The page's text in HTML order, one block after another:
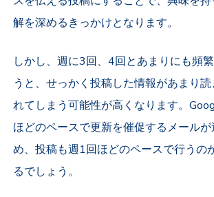
解を深めるきっかけとなります。
しかし、週に3回、4回とあまりにも頻
うと、せっかく投稿した情報があまり
れてしまう可能性が高くなります。
ほどのペースで更新を催促するメール
め、投稿も週1回ほどのペースで行うの
るでしょう。